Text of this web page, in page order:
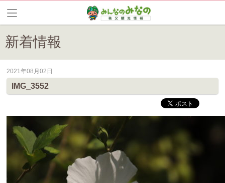
新着情報
皆野町のイベントやお祭り、花情報等の最新情報や観光協会会員情報
2021年08月02日
IMG_3552